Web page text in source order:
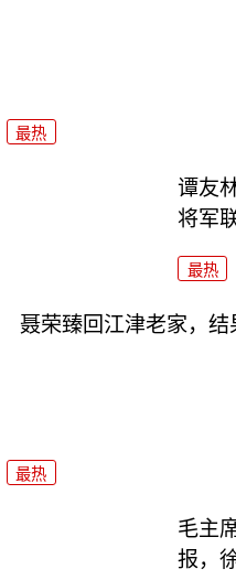
最热
谭友
将军
最热
聂荣臻回江津老家，
最热
毛主
报，